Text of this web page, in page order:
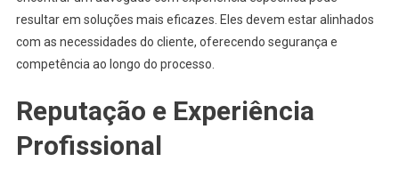
resultar em soluções mais eficazes. Eles devem estar alinhados
com as necessidades do cliente, oferecendo segurança e
competência ao longo do processo.
Reputação e Experiência
Profissional